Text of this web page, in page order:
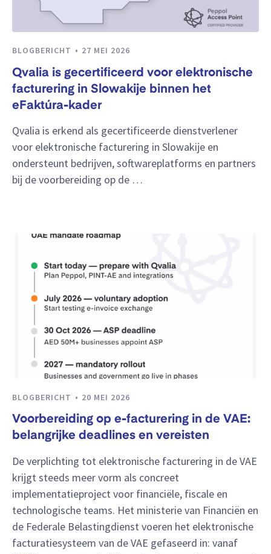
BLOGBERICHT 27 MEI 2026
Qvalia is gecertificeerd voor elektronische
facturering in Slowakije binnen het
eFaktúra-kader
Qvalia is erkend als gecertificeerde dienstverlener
voor elektronische facturering in Slowakije en
ondersteunt bedrijven, softwareplatforms en partners
bij de voorbereiding op de …
BLOGBERICHT 20 MEI 2026
Voorbereiding op e-facturering in de VAE:
belangrijke deadlines en vereisten
De verplichting tot elektronische facturering in de VAE
krijgt steeds meer vorm als concreet
implementatieproject voor financiële, fiscale en
technologische teams. Het ministerie van Financiën en
de Federale Belastingdienst voeren het elektronische
facturatiesysteem van de VAE gefaseerd in: vanaf